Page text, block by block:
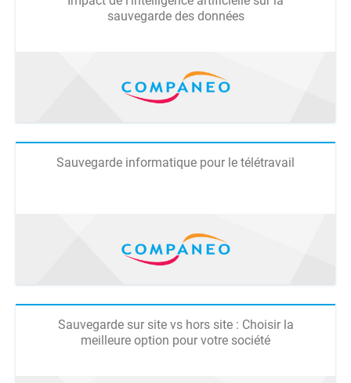
sauvegarde des données
Sauvegarde informatique pour le télétravail
Sauvegarde sur site vs hors site : Choisir la
meilleure option pour votre société